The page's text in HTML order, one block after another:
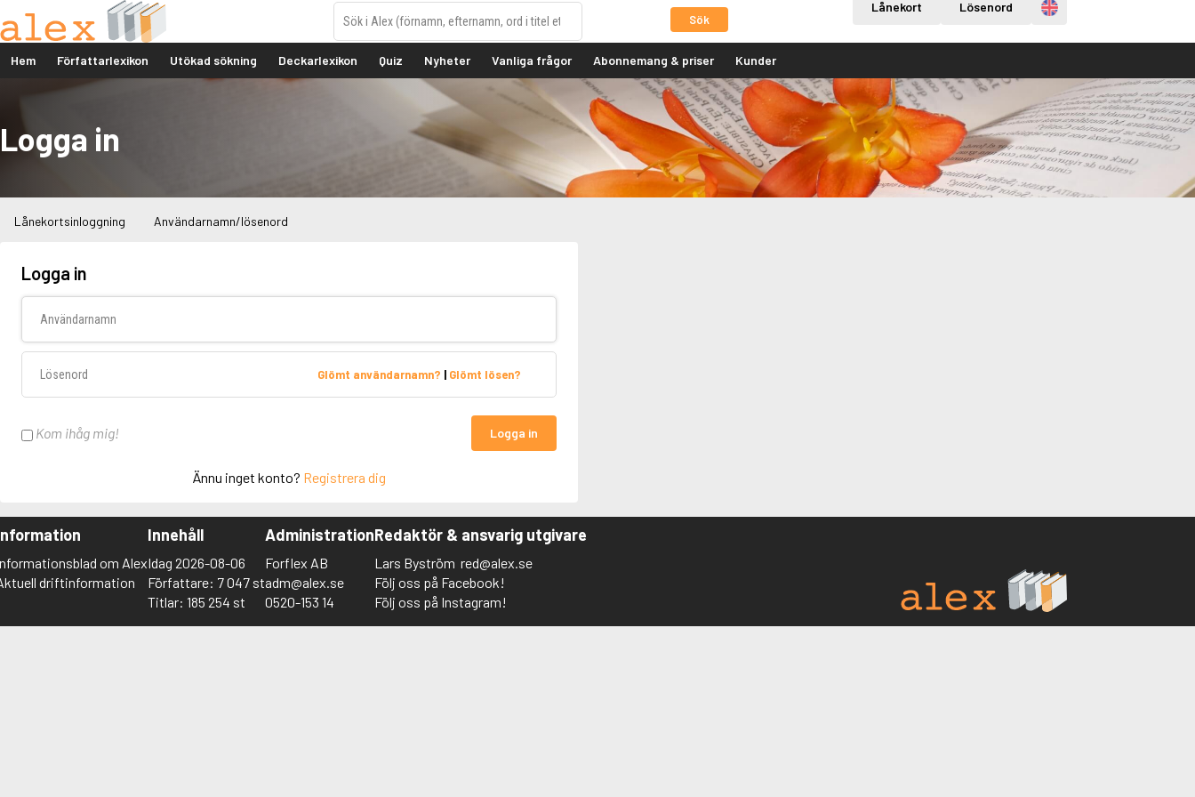
Sök
Lånekort Lösenord Engelska
Hem Författarlexikon Utökad sökning Deckarlexikon Quiz Nyheter Vanliga frågor Abonnemang & priser Kunder
Logga in
Lånekortsinloggning Användarnamn/lösenord
Logga in
Glömt användarnamn? | Glömt lösen?
Kom ihåg mig! Logga in
Ännu inget konto? Registrera dig
om Alex
driftinformation
Innehåll
Idag 2026-08-06
Författare: 7 047 st
Titlar: 185 254 st
Administration
Forflex AB
adm@alex.se
0520-153 14
Redaktör & ansvarig utgivare
Lars Byström red@alex.se
Följ oss på Facebook!
Följ oss på Instagram!